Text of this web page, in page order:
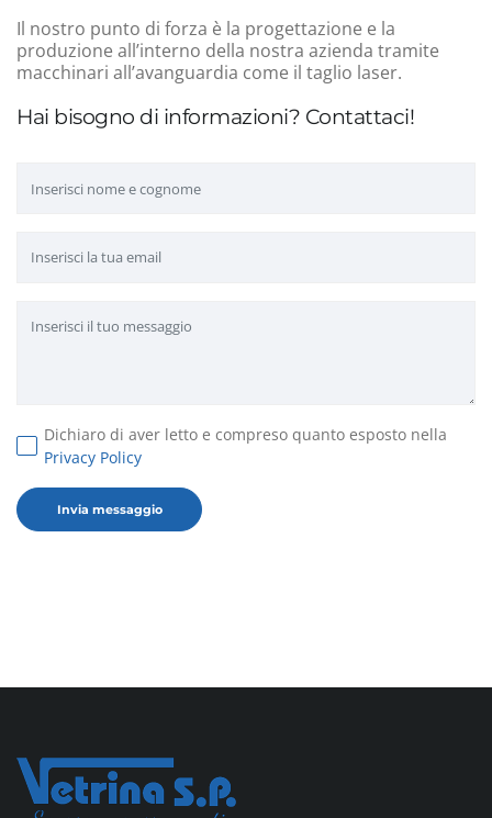
Hai bisogno di informazioni? Contattaci!
Dichiaro di aver letto e compreso quanto esposto nella
Privacy Policy
Il nostro punto di forza è la progettazione e la
produzione all’interno della nostra azienda tramite
macchinari all’avanguardia come il taglio laser.